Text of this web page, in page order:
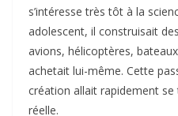
s’intéresse très tôt à la
adolescent, il construisait
avions, hélicoptères,
achetait lui-même. Cette
création allait rapidement
réelle.